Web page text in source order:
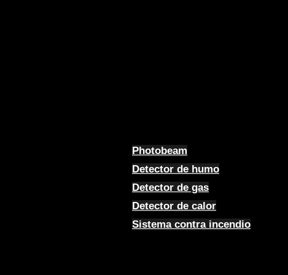
Photobeam
Detector de humo
Detector de gas
Detector de calor
Sistema contra incendio